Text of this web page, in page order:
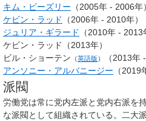
キム・ビーズリー （2005年 - 2006年）
ケビン・ラッド
（2006年 - 2010年）
ジュリア・ギラード
（2010年 - 2013
ケビン・ラッド（2013年）
ビル・ショーテン （英語版 ）
（2013年
アンソニー・アルバニージー （2019
派閥
労働党は常に党内左派と党内右派を
な派閥として組織されている。二大